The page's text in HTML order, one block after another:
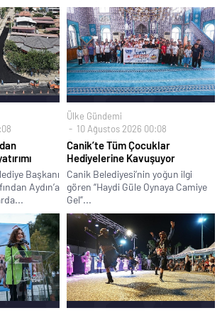
Başkanı
Aydın’a
Ülke Gündemi
10 Ağustos 2026 00:08
Canik’te Tüm Çocuklar
Hediyelerine Kavuşuyor
Canik Belediyesi’nin yoğun ilgi
gören “Haydi Güle Oynaya Camiye
Gel”...